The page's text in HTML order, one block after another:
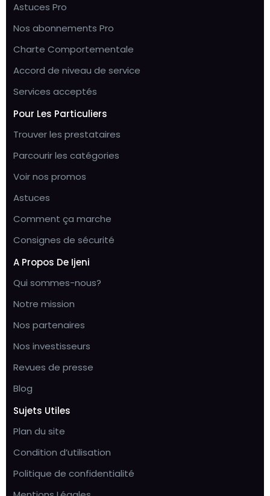
Astuces Pro
Nos abonnements Pro
Charte Comportementale
Accord de niveau de service
Services acceptés
Pour Les Particuliers
Trouver les prestataires
Parcourir les catégories
Voir nos promos
Astuces
Comment ça marche
Consignes de sécurité
A Propos De Ijeni
Qui sommes-nous?
Notre mission
Nos partenaires
Nos investisseurs
Revues de presse
Blog
Sujets Utiles
Plan du site
Condition d’utilisation
Politique de confidentialité